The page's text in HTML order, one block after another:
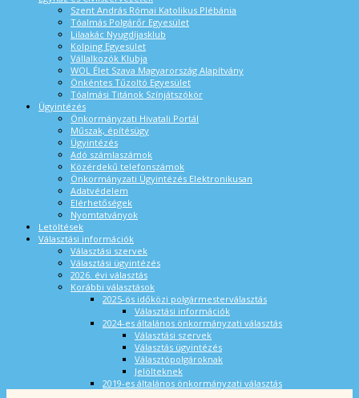
Szent András Római Katolikus Plébánia
Tóalmás Polgárőr Egyesület
Lilaakác Nyugdíjasklub
Kolping Egyesület
Vállalkozók Klubja
WOL Élet Szava Magyarország Alapítvány
Önkéntes Tűzoltó Egyesület
Tóalmási Titánok Színjátszókör
Ügyintézés
Önkormányzati Hivatali Portál
Műszak, építésügy
Ügyintézés
Adó számlaszámok
Közérdekű telefonszámok
Önkormányzati Ügyintézés Elektronikusan
Adatvédelem
Elérhetőségek
Nyomtatványok
Letöltések
Választási információk
Választási szervek
Választási ügyintézés
2026. évi választás
Korábbi választások
2025-ös időközi polgármesterválasztás
Választási információk
2024-es általános önkormányzati választás
Választási szervek
Választás ügyintézés
Választópolgároknak
Jelölteknek
2019-es általános önkormányzati választás